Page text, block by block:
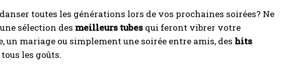
toutes les générations lors de vos prochaines soirées? Ne
sélection des meilleurs tubes qui feront vibrer votre
mariage ou simplement une soirée entre amis, des hits
les goûts.